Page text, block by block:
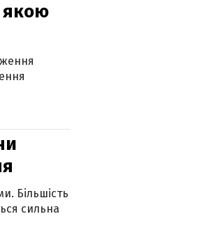
якою
Більшість
сильна